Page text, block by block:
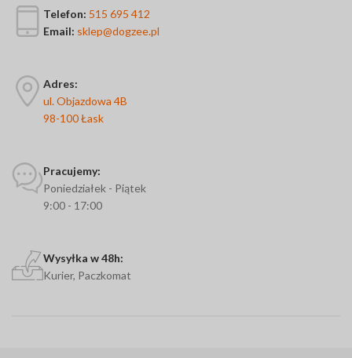
Telefon: 515 695 412
Email: sklep@dogzee.pl
Adres:
ul. Objazdowa 4B
98-100 Łask
Pracujemy:
Poniedziałek - Piątek
9:00 - 17:00
Wysyłka w 48h:
Kurier, Paczkomat